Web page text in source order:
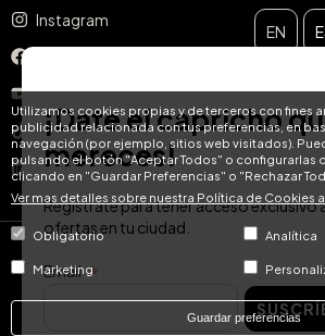
Utilizamos cookies propias y de terceros con fines
publicidad relacionada con tus preferencias, en
navegación (por ejemplo, sitios web visitados).
pulsando el botón "Aceptar Todos" o configurarlas
clicando en "Guardar Preferencias" o "Rechazar
Ver mas detalles sobre nuestra Política de Cookies
Obligatorio Analítica
Marketing
Guardar preferencias
Instagram
YouTube
TikTok
LinkedIn
EN
© Hotel Treats 2026
Tel: +34 871 51 00 40 (9:00 -
¡Date el capricho
mereces!
Regístrate para tener acceso exclusivo
ofertas en tu ciudad.
Email